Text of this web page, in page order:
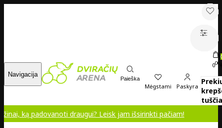
Navigacija
Paieška
Mėgstami Paskyra
000
draugui? Leisk jam išsirinkti pačiam!